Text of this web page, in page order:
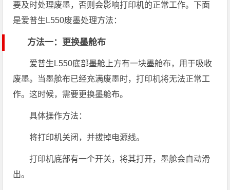
要及时处理废墨，否则会影响打印机的正常工作。下面
是爱普生L550废墨处理方法：
方法一：更换墨舱布
爱普生L550底部墨舱上方有一块墨舱布，用于吸收
废墨。当墨舱布已经充满废墨时，打印机将无法正常工
作。这时候，需要更换墨舱布。
具体操作方法：
将打印机关闭，并拔掉电源线。
打印机底部有一个开关，将其打开，墨舱会自动滑
出。